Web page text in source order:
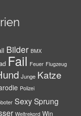
Bilder BMX
Fail Feuer Flugzeug
Junge Katze
Polizei
SexySprung
Weltrekord Win